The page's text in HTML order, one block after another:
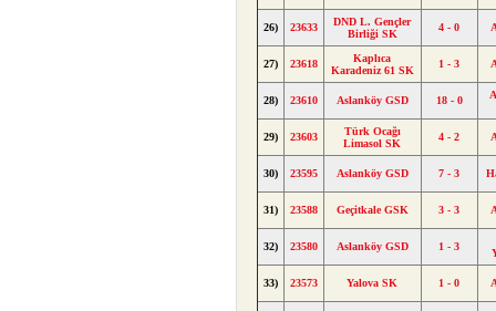
26) 23633
DND L. Gençler
Birliği SK
4 - 0
27) 23618
Kaplıca
Karadeniz 61 SK
1 - 3
28) 23610 Aslanköy GSD 18 - 0
29) 23603
Türk Ocağı
Limasol SK
4 - 2
30) 23595 Aslanköy GSD 7 - 3
31) 23588 Geçitkale GSK 3 - 3
32) 23580 Aslanköy GSD 1 - 3
33) 23573 Yalova SK 1 - 0